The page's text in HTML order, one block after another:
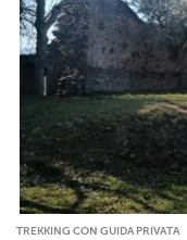
TREKKING CON GUIDA PRIVATA